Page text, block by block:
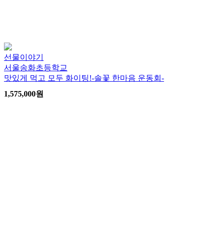
선물이야기
서울송화초등학교
맛있게 먹고 모두 화이팅!-솔꽃 한마음 운동회-
1,575,000원